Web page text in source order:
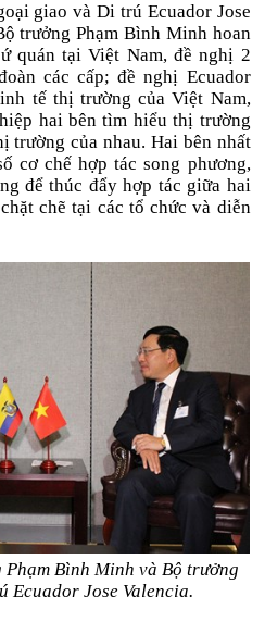
giao và Di trú Ecuador Jose
trưởng Phạm Bình Minh hoan
quán tại Việt Nam, đề nghị 2
các cấp; đề nghị Ecuador
tế thị trường của Việt Nam,
hai bên tìm hiểu thị trường
trường của nhau. Hai bên nhất
cơ chế hợp tác song phương,
để thúc đẩy hợp tác giữa hai
chẽ tại các tổ chức và diễn
Bình Minh và Bộ trưởng
Ecuador Jose Valencia.